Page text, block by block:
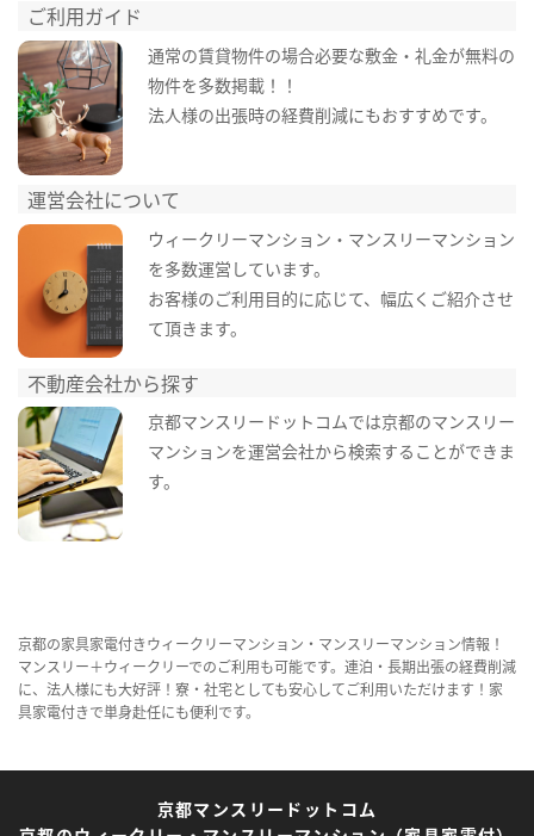
ご利用ガイド
通常の賃貸物件の場合必要な敷金・礼金が無料の
物件を多数掲載！！
法人様の出張時の経費削減にもおすすめです。
運営会社について
ウィークリーマンション・マンスリーマンション
を多数運営しています。
お客様のご利用目的に応じて、幅広くご紹介させ
て頂きます。
不動産会社から探す
京都マンスリードットコムでは京都のマンスリー
マンションを運営会社から検索することができま
す。
京都の家具家電付きウィークリーマンション・マンスリーマンション情報！
マンスリー＋ウィークリーでのご利用も可能です。連泊・長期出張の経費削減
に、法人様にも大好評！寮・社宅としても安心してご利用いただけます！家
具家電付きで単身赴任にも便利です。
京都マンスリードットコム